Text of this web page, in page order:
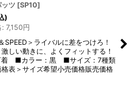
ッツ [SP10]
)
: 7,150円
SPEED＞ライバルに差をつけろ！
激しい動きに、よくフィットする！
着 ■カラー：黒 ■サイズ：7種類
格表＞サイズ希望小売価格販売価格